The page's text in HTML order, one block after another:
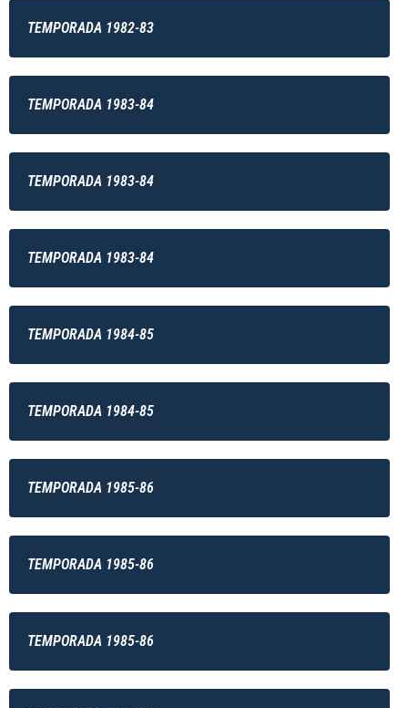
TEMPORADA 1982-83
TEMPORADA 1983-84
TEMPORADA 1983-84
TEMPORADA 1983-84
TEMPORADA 1984-85
TEMPORADA 1984-85
TEMPORADA 1985-86
TEMPORADA 1985-86
TEMPORADA 1985-86